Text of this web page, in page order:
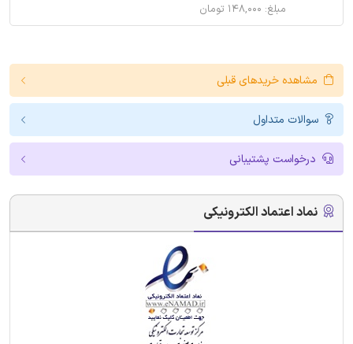
مبلغ: ۱۴۸,۰۰۰ تومان
مشاهده خریدهای قبلی
سوالات متداول
درخواست پشتیبانی
نماد اعتماد الکترونیکی